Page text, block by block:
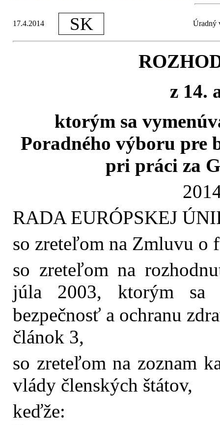
17.4.2014 SK Úradný
z 14.
ktorým sa
Poradného výboru pre
pri práci za
RADA EURÓPSKEJ
so zreteľom na Zmluvu o
so zreteľom na
júla 2003, ktorým sa
bezpečnosť a ochranu
článok 3,
so zreteľom na zoznam
vlády členských štátov,
keďže: